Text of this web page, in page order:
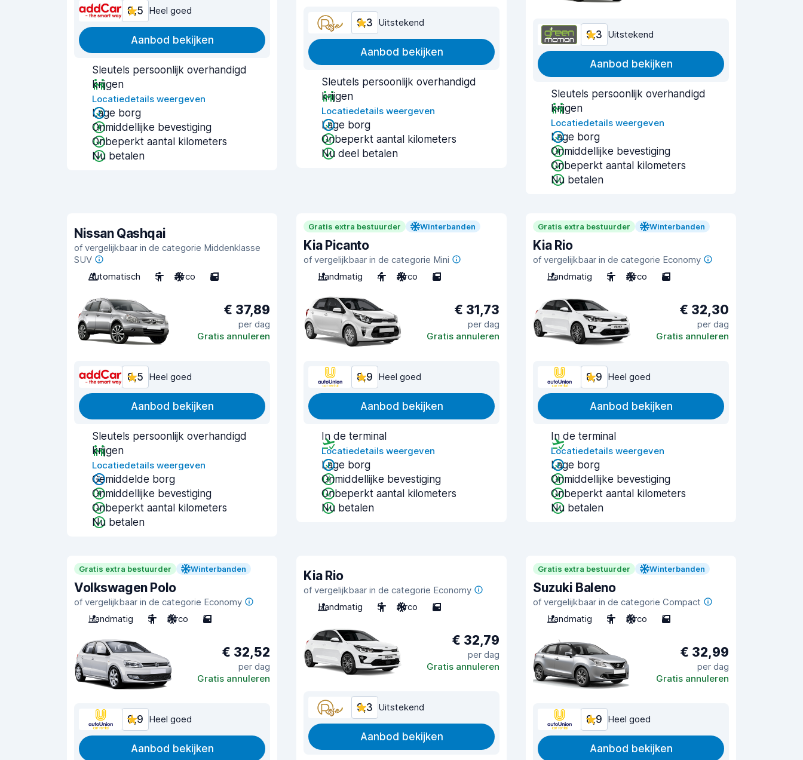
8,5 Heel goed
Aanbod bekijken
Sleutels persoonlijk overhandigd
krijgen
Locatiedetails weergeven
Lage borg
Onmiddellijke bevestiging
Onbeperkt aantal kilometers
Nu betalen
9,3 Uitstekend
Aanbod bekijken
Sleutels persoonlijk overhandigd
krijgen
Locatiedetails weergeven
Lage borg
Onbeperkt aantal kilometers
Nu deel betalen
9,3 Uitstekend
Aanbod bekijken
Sleutels persoonlijk overhandigd
krijgen
Locatiedetails weergeven
Lage borg
Onmiddellijke bevestiging
Onbeperkt aantal kilometers
Nu betalen
Nissan Qashqai
of vergelijkbaar in de categorie Middenklasse
SUV
Automatisch
5 Airco 5
€ 37,89
per dag
Gratis annuleren
8,5 Heel goed
Aanbod bekijken
Sleutels persoonlijk overhandigd
krijgen
Locatiedetails weergeven
Gemiddelde borg
Onmiddellijke bevestiging
Onbeperkt aantal kilometers
Nu betalen
Gratis extra bestuurder Winterbanden
Kia Picanto
of vergelijkbaar in de categorie Mini
Handmatig
4 Airco 5
€ 31,73
per dag
Gratis annuleren
8,9 Heel goed
Aanbod bekijken
In de terminal
Locatiedetails weergeven
Lage borg
Onmiddellijke bevestiging
Onbeperkt aantal kilometers
Nu betalen
Gratis extra bestuurder Winterbanden
Kia Rio
of vergelijkbaar in de categorie Economy
Handmatig
5 Airco 5
€ 32,30
per dag
Gratis annuleren
8,9 Heel goed
Aanbod bekijken
In de terminal
Locatiedetails weergeven
Lage borg
Onmiddellijke bevestiging
Onbeperkt aantal kilometers
Nu betalen
Gratis extra bestuurder Winterbanden
Volkswagen Polo
of vergelijkbaar in de categorie Economy
Handmatig
5 Airco 5
€ 32,52
per dag
Gratis annuleren
8,9 Heel goed
Aanbod bekijken
Kia Rio
of vergelijkbaar in de categorie Economy
Handmatig
5 Airco 5
€ 32,79
per dag
Gratis annuleren
9,3 Uitstekend
Aanbod bekijken
Gratis extra bestuurder Winterbanden
Suzuki Baleno
of vergelijkbaar in de categorie Compact
Handmatig
5 Airco 5
€ 32,99
per dag
Gratis annuleren
8,9 Heel goed
Aanbod bekijken